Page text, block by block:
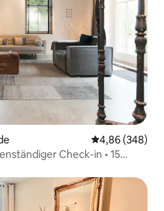
4,86 (348)
Check-in • 15